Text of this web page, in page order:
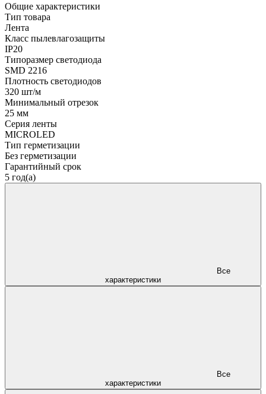
Общие характеристики
Тип товара
Лента
Класс пылевлагозащиты
IP20
Типоразмер светодиода
SMD 2216
Плотность светодиодов
320 шт/м
Минимальный отрезок
25 мм
Серия ленты
MICROLED
Тип герметизации
Без герметизации
Гарантийный срок
5 год(а)
характеристики
характеристики